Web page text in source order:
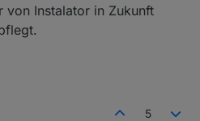
von Instalator in Zukunft
5